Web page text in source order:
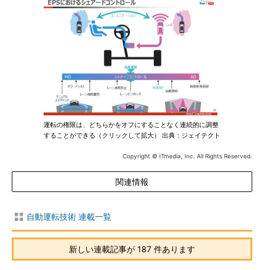
運転の権限は、どちらかをオフにすることなく連続的に調整
することができる（クリックして拡大） 出典：ジェイテクト
Copyright © ITmedia, Inc. All Rights Reserved.
関連情報
自動運転技術 連載一覧
新しい連載記事が 187 件あります